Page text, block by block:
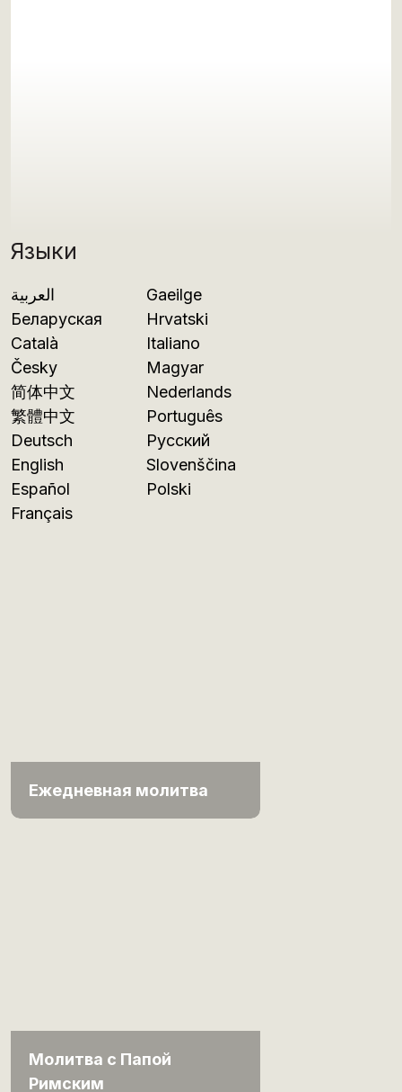
Языки
العربية
Беларуская
Català
Česky
简体中文
繁體中文
Deutsch
English
Español
Français
Gaeilge
Hrvatski
Italiano
Magyar
Nederlands
Português
Русский
Slovenščina
Polski
Ежедневная молитва
Молитва с Папой
Римским